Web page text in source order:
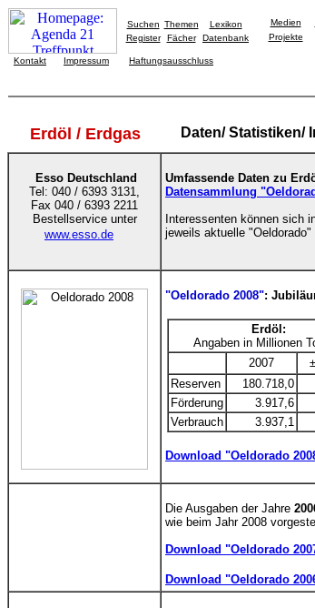
Suchen Themen
Lexikon
Register
Fächer Datenbank
Medien
Projekte
Kontakt Impressum Haftungsausschluss
Erdöl / Erdgas Daten/ Statistiken/
Esso Deutschland
Tel: 040 / 6393 3131,
Fax 040 / 6393 2211
Bestellservice unter
www.esso.de
Umfassende Daten zu
Datensammlung
Interessenten können sich
jeweils aktuelle
"Oeldorado 2008":
Erdöl:
Angaben in Millionen
2007
Reserven
180.718,0
Förderung
3.917,6
Verbrauch
3.937,1
Download "Oeldorado
Die Ausgaben der Jahre
wie beim Jahr 2008
Download "Oeldorado
Download "Oeldorado